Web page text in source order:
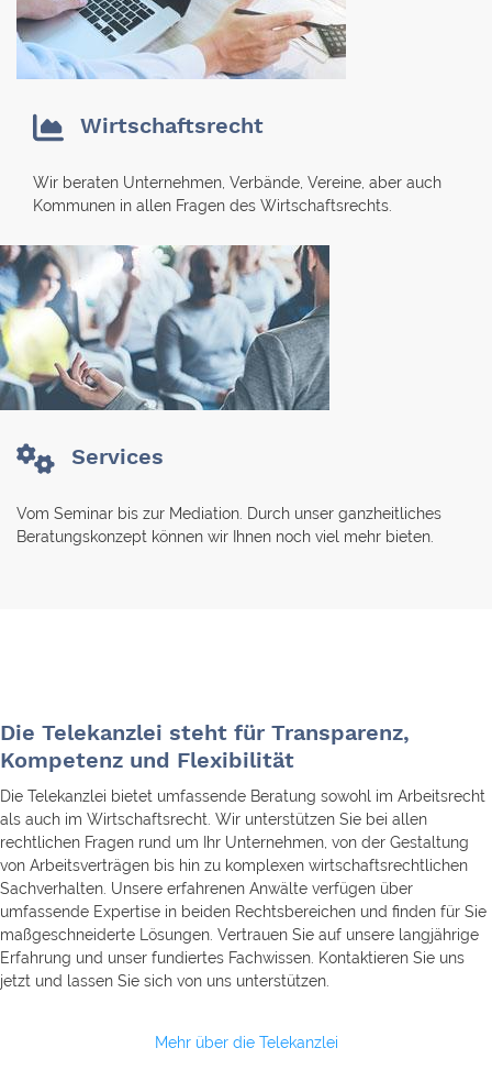
Wirtschaftsrecht
Wir beraten Unternehmen, Verbände, Vereine, aber auch
Kommunen in allen Fragen des Wirtschaftsrechts.
Services
Vom Seminar bis zur Mediation. Durch unser ganzheitliches
Beratungskonzept können wir Ihnen noch viel mehr bieten.
Die Telekanzlei steht für Transparenz,
Kompetenz und Flexibilität
Die Telekanzlei bietet umfassende Beratung sowohl im Arbeitsrecht
als auch im Wirtschaftsrecht. Wir unterstützen Sie bei allen
rechtlichen Fragen rund um Ihr Unternehmen, von der Gestaltung
von Arbeitsverträgen bis hin zu komplexen wirtschaftsrechtlichen
Sachverhalten. Unsere erfahrenen Anwälte verfügen über
umfassende Expertise in beiden Rechtsbereichen und finden für Sie
maßgeschneiderte Lösungen. Vertrauen Sie auf unsere langjährige
Erfahrung und unser fundiertes Fachwissen. Kontaktieren Sie uns
jetzt und lassen Sie sich von uns unterstützen.
Mehr über die Telekanzlei